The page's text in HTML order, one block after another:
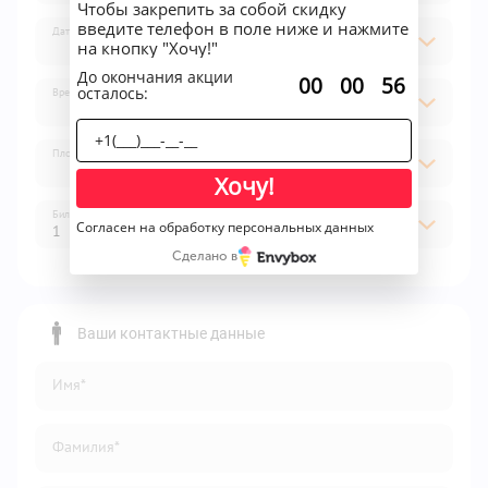
Дата
Время
Площадка
1
Билет
2
4
6
Ваши контактные данные
Имя*
Фамилия*
Чтобы закрепить за собой скидку
введите телефон в поле ниже и нажмите
на кнопку "Хочу!"
До окончания акции
осталось: 00 00 56
Хочу!
Согласен на обработку персональных данных
Сделано в